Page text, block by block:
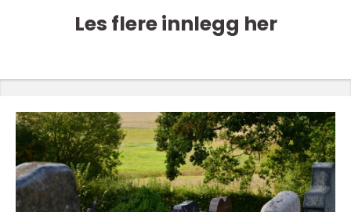
Les flere innlegg her